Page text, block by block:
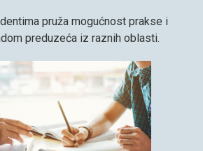
pruža mogućnost prakse i
preduzeća iz raznih oblasti.